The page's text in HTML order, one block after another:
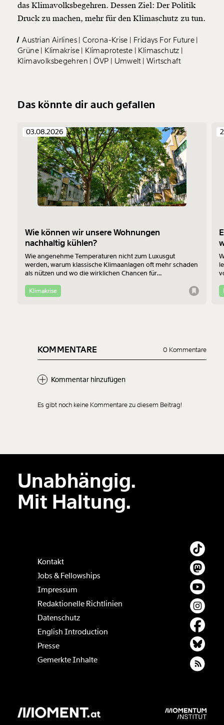
das Klimavolksbegehren. Dessen Ziel: Der Politik
Druck zu machen, mehr für den Klimaschutz zu tun.
Austrian Airlines Corona-Krise
Fridays For Future
Grüne
Klimakrise Klimaproteste Klimaschutz
Klimavolksbegehren
ÖVP Umwelt Wirtschaft
Das könnte dir auch gefallen
03.08.2026
Wie können wir unsere Wohnungen
nachhaltig kühlen?
Wie angenehme Temperaturen nicht zum Luxusgut
werden, warum klassische Klimaanlagen oft mehr schaden
als nützen und wo die wirklichen Chancen für
Richtmann von der TU Wien im Interview.
Klimakrise
KOMMENTARE 0 Kommentare
Kommentar hinzufügen
Der Inhalt dieses Feldes wird nicht öffentlich zugänglich angezeigt.
Es gibt noch keine Kommentare zu diesem Beitrag!
Unabhängig.
Mit Haltung.
Kontakt
Jobs & Fellowships
Impressum
Redaktionelle Richtlinien
Datenschutz
English Introduction
Presse
Gemerkte Inhalte